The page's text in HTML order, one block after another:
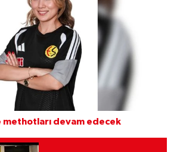
methotları devam edecek